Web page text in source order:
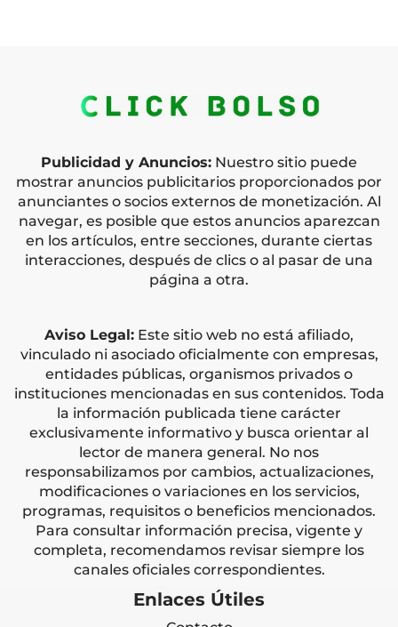
Publicidad y Anuncios: Nuestro sitio puede
mostrar anuncios publicitarios proporcionados por
anunciantes o socios externos de monetización. Al
navegar, es posible que estos anuncios aparezcan
en los artículos, entre secciones, durante ciertas
interacciones, después de clics o al pasar de una
página a otra.
Aviso Legal: Este sitio web no está afiliado,
vinculado ni asociado oficialmente con empresas,
entidades públicas, organismos privados o
instituciones mencionadas en sus contenidos. Toda
la información publicada tiene carácter
exclusivamente informativo y busca orientar al
lector de manera general. No nos
responsabilizamos por cambios, actualizaciones,
modificaciones o variaciones en los servicios,
programas, requisitos o beneficios mencionados.
Para consultar información precisa, vigente y
completa, recomendamos revisar siempre los
canales oficiales correspondientes.
Enlaces Útiles